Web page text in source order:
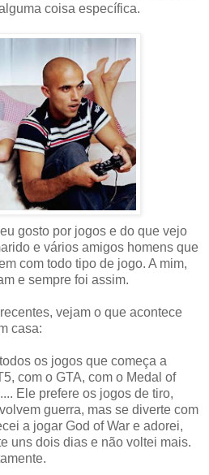
coisa específica.
gosto por jogos e do que vejo
e vários amigos homens que
com todo tipo de jogo. A mim,
e sempre foi assim.
vejam o que acontece
casa:
os jogos que começa a
com o GTA, com o Medal of
Ele prefere os jogos de tiro,
guerra, mas se diverte com
a jogar God of War e adorei,
uns dois dias e não voltei mais.